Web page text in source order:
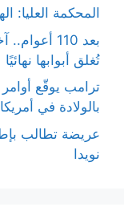
المحكمة العليا:
بعد 110
تُغلق أبوابها نهائيًا
ترامب يوقّع أوامر
بالولادة في أمريكا
عريضة تطالب
نويدا